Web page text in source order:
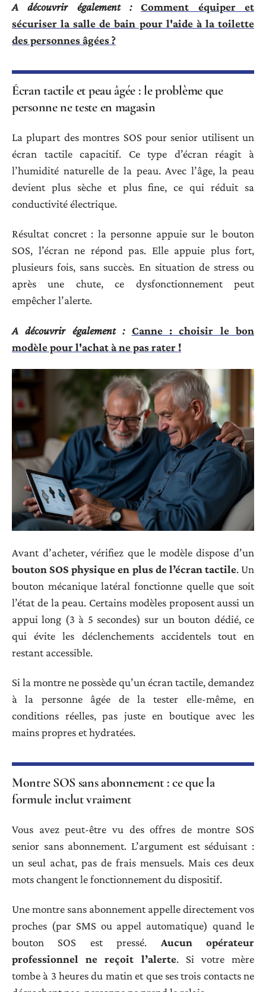
A découvrir également :
Comment équiper et
sécuriser la salle de bain pour l'aide à la toilette
des personnes âgées ?
Écran tactile et peau âgée : le problème que
personne ne teste en magasin
La plupart des montres SOS pour senior utilisent un
écran tactile capacitif. Ce type d’écran réagit à
l’humidité naturelle de la peau. Avec l’âge, la peau
devient plus sèche et plus fine, ce qui réduit sa
conductivité électrique.
Résultat concret : la personne appuie sur le bouton
SOS, l’écran ne répond pas. Elle appuie plus fort,
plusieurs fois, sans succès. En situation de stress ou
après une chute, ce dysfonctionnement peut
empêcher l’alerte.
A découvrir également : Canne : choisir le bon
modèle pour l'achat à ne pas rater !
Avant d’acheter, vérifiez que le modèle dispose d’un
bouton SOS physique en plus de l’écran tactile. Un
bouton mécanique latéral fonctionne quelle que soit
l’état de la peau. Certains modèles proposent aussi un
appui long (3 à 5 secondes) sur un bouton dédié, ce
qui évite les déclenchements accidentels tout en
restant accessible.
Si la montre ne possède qu’un écran tactile, demandez
à la personne âgée de la tester elle-même, en
conditions réelles, pas juste en boutique avec les
mains propres et hydratées.
Montre SOS sans abonnement : ce que la
formule inclut vraiment
Vous avez peut-être vu des offres de montre SOS
senior sans abonnement. L’argument est séduisant :
un seul achat, pas de frais mensuels. Mais ces deux
mots changent le fonctionnement du dispositif.
Une montre sans abonnement appelle directement vos
proches (par SMS ou appel automatique) quand le
bouton SOS est pressé. Aucun opérateur
professionnel ne reçoit l’alerte. Si votre mère
tombe à 3 heures du matin et que ses trois contacts ne